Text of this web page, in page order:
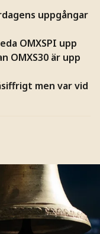
uppgångar
OMXSPI upp
OMXS30 är upp
men var vid